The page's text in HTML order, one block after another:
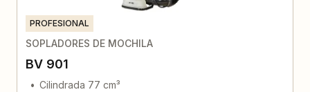
PROFESIONAL
SOPLADORES DE MOCHILA
BV 901
Cilindrada 77 cm³